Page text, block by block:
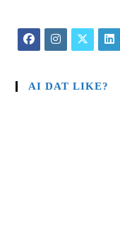
AI DAT LIKE?